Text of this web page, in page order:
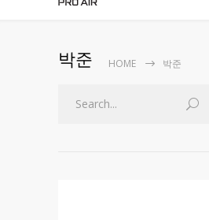
박준 HOME 박준